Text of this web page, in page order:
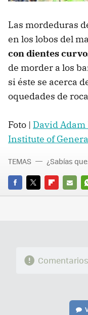
Las mordeduras
en los lobos del
con dientes
de morder a los
si éste se acerca
oquedades de
Foto | David Adam
Institute of
FACEBOOK
TWITTERFLIPBOARD
E-
TEMAS ¿Sabías